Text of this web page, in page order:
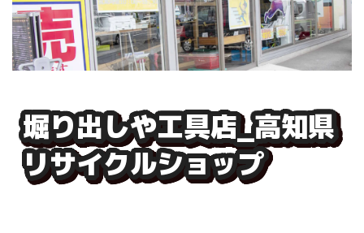
堀り出しや工具店_高知県
リサイクルショップ